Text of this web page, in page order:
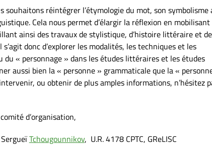
souhaitons réintégrer l’étymologie du mot, son symbolisme
Cela nous permet d’élargir la réflexion en
ainsi des travaux de stylistique, d’histoire littéraire et de
donc d’explorer les modalités, les techniques et les
« personnage » dans les études littéraires et les études
aussi bien la « personne » grammaticale que la «
ou obtenir de plus amples informations, n’hésitez
d’organisation,
Tchougounnikov, U.R. 4178 CPTC, GReLISC